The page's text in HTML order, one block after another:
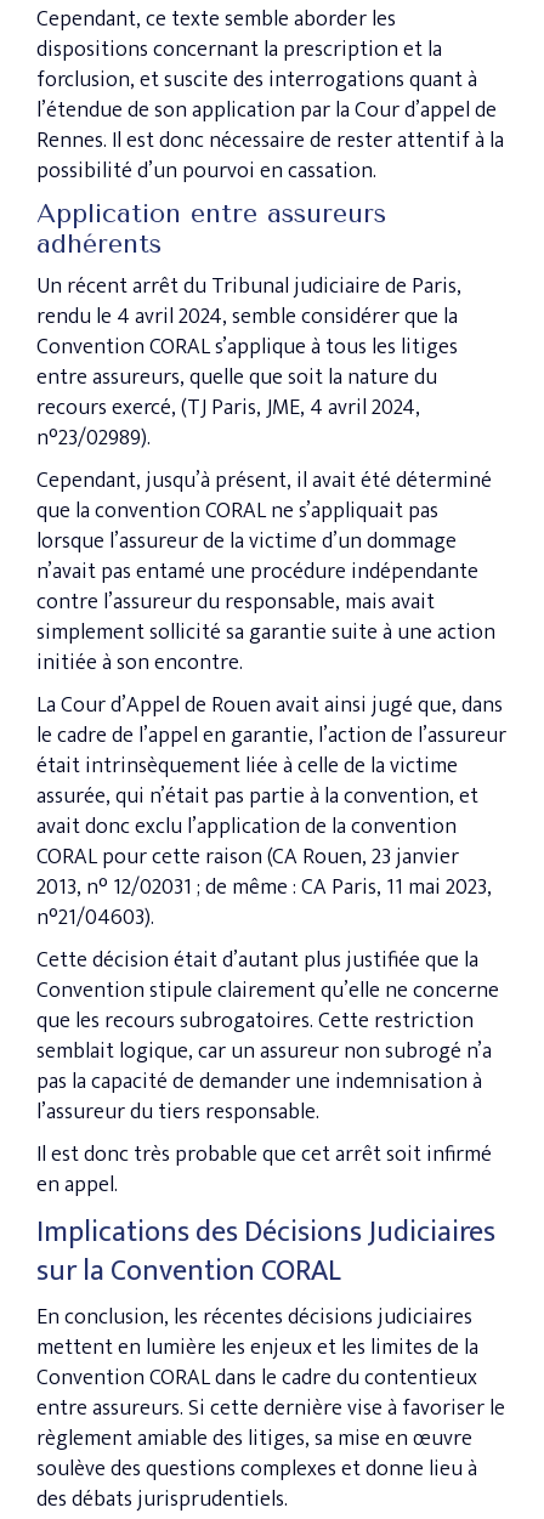
Cependant, ce texte semble aborder les
dispositions concernant la prescription et la
forclusion, et suscite des interrogations quant à
l’étendue de son application par la Cour d’appel de
Rennes. Il est donc nécessaire de rester attentif à la
possibilité d’un pourvoi en cassation.
Application entre assureurs
adhérents
Un récent arrêt du Tribunal judiciaire de Paris,
rendu le 4 avril 2024, semble considérer que la
Convention CORAL s’applique à tous les litiges
entre assureurs, quelle que soit la nature du
recours exercé, (TJ Paris, JME, 4 avril 2024,
n°23/02989).
Cependant, jusqu’à présent, il avait été déterminé
que la convention CORAL ne s’appliquait pas
lorsque l’assureur de la victime d’un dommage
n’avait pas entamé une procédure indépendante
contre l’assureur du responsable, mais avait
simplement sollicité sa garantie suite à une action
initiée à son encontre.
La Cour d’Appel de Rouen avait ainsi jugé que, dans
le cadre de l’appel en garantie, l’action de l’assureur
était intrinsèquement liée à celle de la victime
assurée, qui n’était pas partie à la convention, et
avait donc exclu l’application de la convention
CORAL pour cette raison (CA Rouen, 23 janvier
2013, n° 12/02031 ; de même : CA Paris, 11 mai 2023,
n°21/04603).
Cette décision était d’autant plus justifiée que la
Convention stipule clairement qu’elle ne concerne
que les recours subrogatoires. Cette restriction
semblait logique, car un assureur non subrogé n’a
pas la capacité de demander une indemnisation à
l’assureur du tiers responsable.
Il est donc très probable que cet arrêt soit infirmé
en appel.
Implications des Décisions Judiciaires
sur la Convention CORAL
En conclusion, les récentes décisions judiciaires
mettent en lumière les enjeux et les limites de la
Convention CORAL dans le cadre du contentieux
entre assureurs. Si cette dernière vise à favoriser le
règlement amiable des litiges, sa mise en œuvre
soulève des questions complexes et donne lieu à
des débats jurisprudentiels.